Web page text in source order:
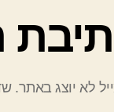
לא יוצג באתר.